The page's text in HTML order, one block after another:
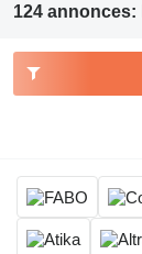
124 annonces: